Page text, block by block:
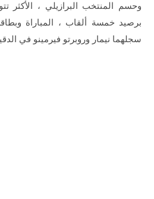
وحسم المنتخب البرازيلي ، الأكثر
برصيد خمسة ألقاب ، المباراة
سجلهما نيمار وروبرتو فيرمينو في الدقيقتين